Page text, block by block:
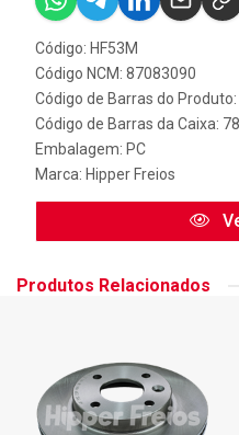
Código: HF53M
Código NCM: 87083090
Código de Barras do
Código de Barras da Caixa:
Embalagem: PC
Marca: Hipper Freios
Produtos Relacionados